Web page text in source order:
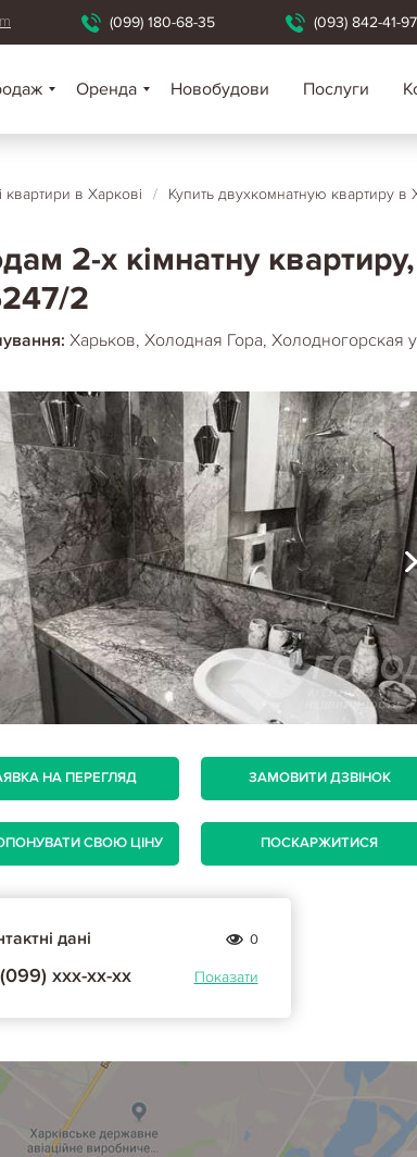
(099) 180-68-35 (093) 842-41-97
Оренда Новобудови Послуги
квартири в Харкові / Купить двухкомнатную квартиру
2-х кімнатну
2
Харьков, Холодная Гора, Холодногорская
НА ПЕРЕГЛЯД ЗАМОВИТИ ДЗВІНОК
СВОЮ ЦІНУ ПОСКАРЖИТИСЯ
дані 0
(099) ххх-хх-хх Показати